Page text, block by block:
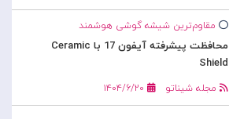
مقاوم‌ترین شیشه گوشی هوشمند
محافظت پیشرفته آیفون 17 با Ceramic
Shield
مجله شیناتو ۱۴۰۴/۶/۲۰